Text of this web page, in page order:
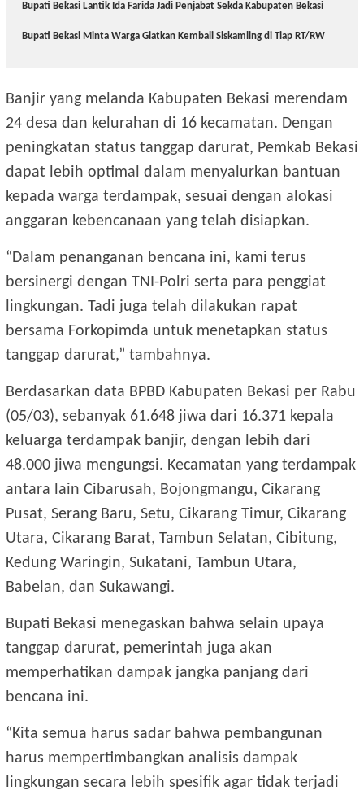
Bupati Bekasi Lantik Ida Farida Jadi Penjabat Sekda Kabupaten Bekasi
Bupati Bekasi Minta Warga Giatkan Kembali Siskamling di Tiap RT/RW
Banjir yang melanda Kabupaten Bekasi merendam
24 desa dan kelurahan di 16 kecamatan. Dengan
peningkatan status tanggap darurat, Pemkab Bekasi
dapat lebih optimal dalam menyalurkan bantuan
kepada warga terdampak, sesuai dengan alokasi
anggaran kebencanaan yang telah disiapkan.
“Dalam penanganan bencana ini, kami terus
bersinergi dengan TNI-Polri serta para penggiat
lingkungan. Tadi juga telah dilakukan rapat
bersama Forkopimda untuk menetapkan status
tanggap darurat,” tambahnya.
Berdasarkan data BPBD Kabupaten Bekasi per Rabu
(05/03), sebanyak 61.648 jiwa dari 16.371 kepala
keluarga terdampak banjir, dengan lebih dari
48.000 jiwa mengungsi. Kecamatan yang terdampak
antara lain Cibarusah, Bojongmangu, Cikarang
Pusat, Serang Baru, Setu, Cikarang Timur, Cikarang
Utara, Cikarang Barat, Tambun Selatan, Cibitung,
Kedung Waringin, Sukatani, Tambun Utara,
Babelan, dan Sukawangi.
Bupati Bekasi menegaskan bahwa selain upaya
tanggap darurat, pemerintah juga akan
memperhatikan dampak jangka panjang dari
bencana ini.
“Kita semua harus sadar bahwa pembangunan
harus mempertimbangkan analisis dampak
lingkungan secara lebih spesifik agar tidak terjadi